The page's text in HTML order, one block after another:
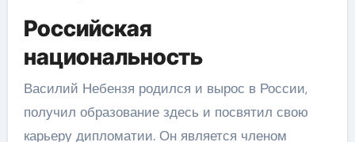
Российская
национальность
Василий Небензя родился и вырос в России,
получил образование здесь и посвятил свою
карьеру дипломатии. Он является членом